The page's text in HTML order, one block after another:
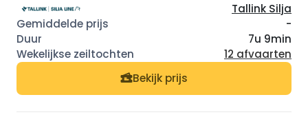
Tallink Silja
-
7u 9min
12 afvaarten
Bekijk prijs